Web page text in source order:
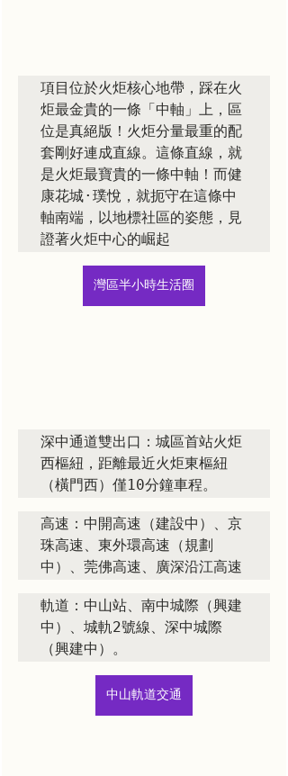
項目位於火炬核心地帶，踩在火
炬最金貴的一條「中軸」上，區
位是真絕版！火炬分量最重的配
套剛好連成直線。這條直線，就
是火炬最寶貴的一條中軸！而健
康花城·璞悅，就扼守在這條中
軸南端，以地標社區的姿態，見
證著火炬中心的崛起
灣區半小時生活圈
深中通道雙出口：城區首站火炬
西樞紐，距離最近火炬東樞紐
（橫門西）僅10分鐘車程。
高速：中開高速（建設中）、京
珠高速、東外環高速（規劃
中）、莞佛高速、廣深沿江高速
軌道：中山站、南中城際（興建
中）、城軌2號線、深中城際
中山軌道交通